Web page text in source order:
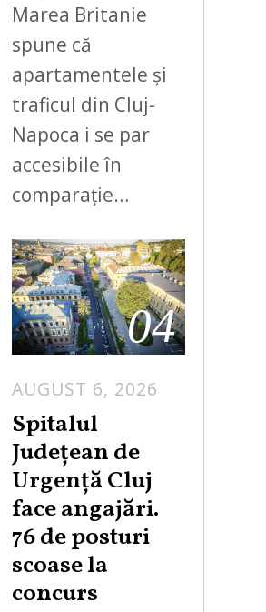
Marea Britanie
spune că
apartamentele și
traficul din Cluj-
Napoca i se par
accesibile în
comparație…
04
AUGUST 6, 2026
Spitalul
Județean de
Urgență Cluj
face angajări.
76 de posturi
scoase la
concurs